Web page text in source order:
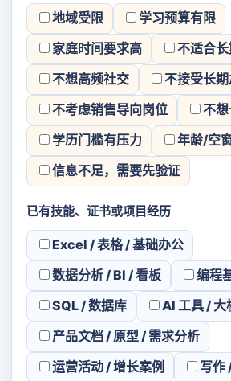
地域受限
学习预算有限
家庭时间要求高
不适合
不想高频社交
不接受长
不考虑销售导向岗位
不
学历门槛有压力
年龄/空
信息不足，需要先验证
已有技能、证书或项目经历
Excel / 表格 / 基础办公
数据分析 / BI / 看板
编程
SQL / 数据库
AI 工具 / 大
产品文档 / 原型 / 需求分析
运营活动 / 增长案例
写作